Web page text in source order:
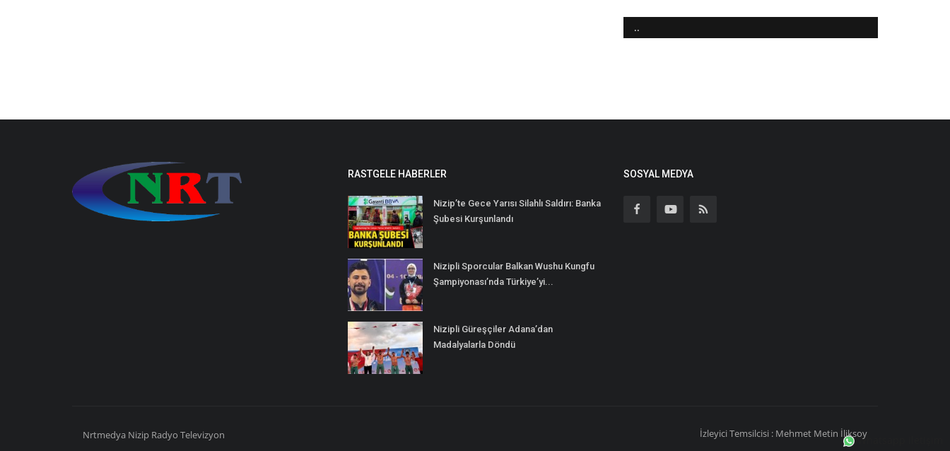
..
Whatsapp iletişim
RASTGELE HABERLER
Nizip’te Gece Yarısı Silahlı Saldırı: Banka
Şubesi Kurşunlandı
Nizipli Sporcular Balkan Wushu Kungfu
Şampiyonası’nda Türkiye’yi...
Nizipli Güreşçiler Adana’dan
Madalyalarla Döndü
SOSYAL MEDYA
Nrtmedya Nizip Radyo Televizyon İzleyici Temsilcisi : Mehmet Metin İliksoy